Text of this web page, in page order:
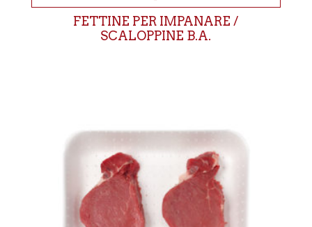
FETTINE PER IMPANARE /
SCALOPPINE B.A.